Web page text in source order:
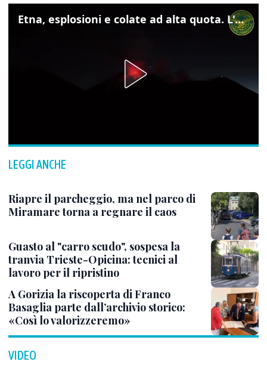
Etna, esplosioni e colate ad alta quota. L'aeroporto di Catania verso la normalità
LEGGI ANCHE
Riapre il parcheggio, ma nel parco di
Miramare torna a regnare il caos
Guasto al "carro scudo", sospesa la
tranvia Trieste-Opicina: tecnici al
lavoro per il ripristino
A Gorizia la riscoperta di Franco
Basaglia parte dall’archivio storico:
«Così lo valorizzeremo»
VIDEO